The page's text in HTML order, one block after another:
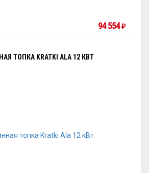
94 554₽
ТОПКА KRATKI ALA 12 КВТ